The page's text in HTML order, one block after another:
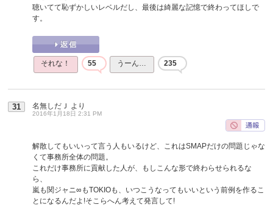
聴いてて恥ずかしいレベルだし、最後は綺麗な記憶で終わってほしで
す。
それな！ 55 うーん… 235
31 名無しだＪ より
2016年1月18日 2:31 PM
解散してもいいって言う人もいるけど、これはSMAPだけの問題じゃな
くて事務所全体の問題。
これだけ事務所に貢献した人が、もしこんな形で終わらせられるな
ら、
嵐も関ジャニ∞もTOKIOも、いつこうなってもいいという前例を作るこ
とになるんだよ!そこらへん考えて発言して!